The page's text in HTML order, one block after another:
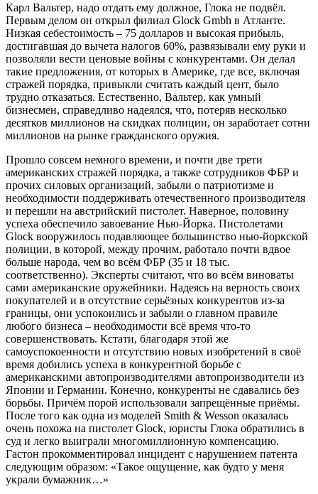
Карл Вальтер, надо отдать ему должное, Глока не подвёл.
Первым делом он открыл филиал Glock Gmbh в Атланте.
Низкая себестоимость – 75 долларов и высокая прибыль,
достигавшая до вычета налогов 60%, развязывали ему руки и
позволяли вести ценовые войны с конкурентами. Он делал
такие предложения, от которых в Америке, где все, включая
стражей порядка, привыкли считать каждый цент, было
трудно отказаться. Естественно, Вальтер, как умный
бизнесмен, справедливо надеялся, что, потеряв несколько
десятков миллионов на скидках полиции, он заработает сотни
миллионов на рынке гражданского оружия.
Прошло совсем немного времени, и почти две трети
американских стражей порядка, а также сотрудников ФБР и
прочих силовых организаций, забыли о патриотизме и
необходимости поддерживать отечественного производителя
и перешли на австрийский пистолет. Наверное, половину
успеха обеспечило завоевание Нью-Йорка. Пистолетами
Glock вооружилось подавляющее большинство нью-йоркской
полиции, в которой, между прочим, работало почти вдвое
больше народа, чем во всём ФБР (35 и 18 тыс.
соответственно). Эксперты считают, что во всём виноваты
сами американские оружейники. Надеясь на верность своих
покупателей и в отсутствие серьёзных конкурентов из-за
границы, они успокоились и забыли о главном правиле
любого бизнеса – необходимости всё время что-то
совершенствовать. Кстати, благодаря этой же
самоуспокоенности и отсутствию новых изобретений в своё
время добились успеха в конкурентной борьбе с
американскими автопроизводителями автопроизводители из
Японии и Германии. Конечно, конкуренты не сдавались без
борьбы. Причём порой использовали запрещённые приёмы.
После того как одна из моделей Smith & Wesson оказалась
очень похожа на пистолет Glock, юристы Глока обратились в
суд и легко выиграли многомиллионную компенсацию.
Гастон прокомментировал инцидент с нарушением патента
следующим образом: «Такое ощущение, как будто у меня
украли бумажник…»